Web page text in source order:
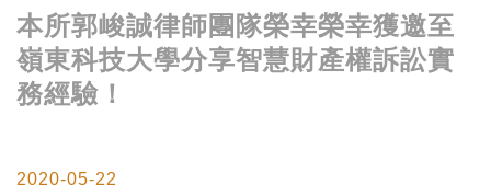
本所郭峻誠律師團隊榮幸榮幸獲邀至
嶺東科技大學分享智慧財產權訴訟實
務經驗！
2020-05-22